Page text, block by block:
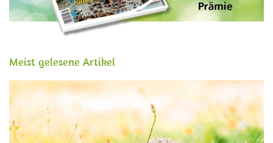
Meist gelesene Artikel